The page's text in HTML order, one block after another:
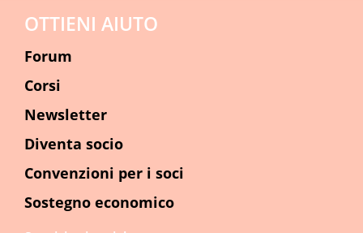
OTTIENI AIUTO
Forum
Corsi
Newsletter
Diventa socio
Convenzioni per i soci
Sostegno economico